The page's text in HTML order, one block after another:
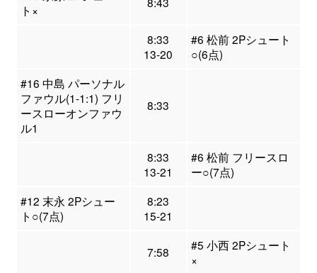
ト×
8:33
13-20
#6 松前 2Pシュート
○(6点)
#16 中島 パーソナル
ファウル(1-1:1) フリ
ースローオンファウ
ル1
8:33
8:33
13-21
#6 松前 フリースロ
ー○(7点)
#12 末永 2Pシュー
ト○(7点)
8:23
15-21
7:58
#5 小西 2Pシュート
×